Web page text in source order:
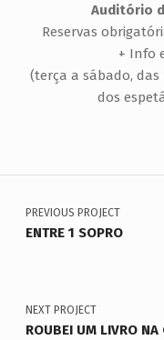
Auditório
Reservas
+ Info
(terça a sábado, das
dos
Voltar à navegação principal
Navegação de artigos
PREVIOUS PROJECT
ENTRE 1 SOPRO
NEXT PROJECT
ROUBEI UM LIVRO NA